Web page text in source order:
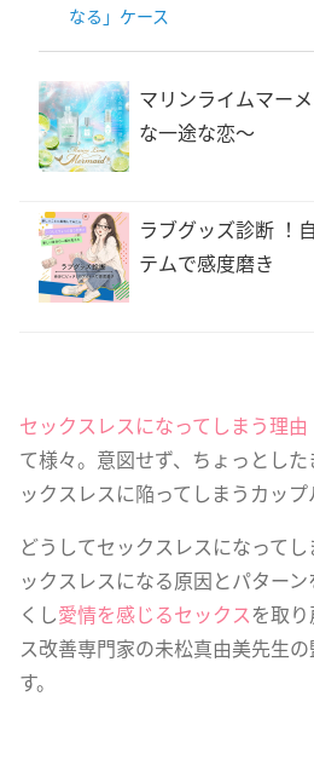
なる」ケース
マリンライムマー
な一途な恋〜
ラブグッズ診断 ！
テムで感度磨き
セックスレスになってしまう理由
て様々。意図せず、ちょっとし
ックスレスに陥ってしまうカップ
どうしてセックスレスになって
ックスレスになる原因とパター
くし愛情を感じるセックスを取
ス改善専門家の未松真由美先生
す。